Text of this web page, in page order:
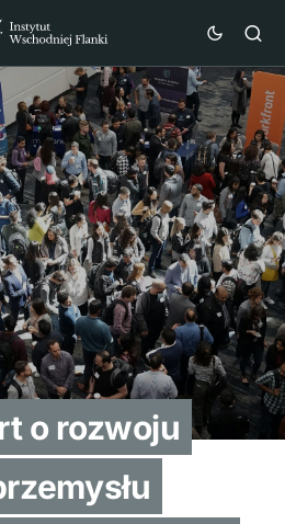
o rozwoju